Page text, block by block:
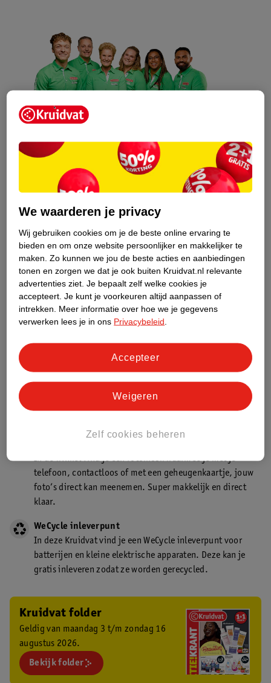
Kruidvat is een erkend specialist in
zelfzorg, ook online. Wat je
gezondheidsvraag ook is, stel hem aan
Stel je gezondheidsvraag
Ook in deze winkel
Kruidvat.nl ophaalpunt
Laat je bestelling snel en gemakkelijk bezorgen in de
Kruidvat is een gecertificeerd drogist. Dit betekent dat je
In de winkel vind je een fotokiosk waarmee je met je
telefoon, contactloos of met een geheugenkaartje, jouw
foto’s direct kan meenemen. Super makkelijk en direct
klaar.
WeCycle inleverpunt
In deze Kruidvat vind je een WeCycle inleverpunt voor
batterijen en kleine elektrische apparaten. Deze kan je
gratis inleveren zodat ze worden gerecycled.
Kruidvat folder
Geldig van maandag 3 t/m zondag 16
augustus 2026.
Bekijk folder
We waarderen je privacy
Wij gebruiken cookies om je de beste online ervaring te
bieden en om onze website persoonlijker en makkelijker te
maken. Zo kunnen we jou de beste acties en aanbiedingen
tonen en zorgen we dat je ook buiten Kruidvat.nl relevante
advertenties ziet. Je bepaalt zelf welke cookies je
accepteert. Je kunt je voorkeuren altijd aanpassen of
intrekken.
Meer informatie over hoe we je gegevens
verwerken lees je in ons Privacybeleid
Zelf cookies beheren
Weigeren
Accepteer